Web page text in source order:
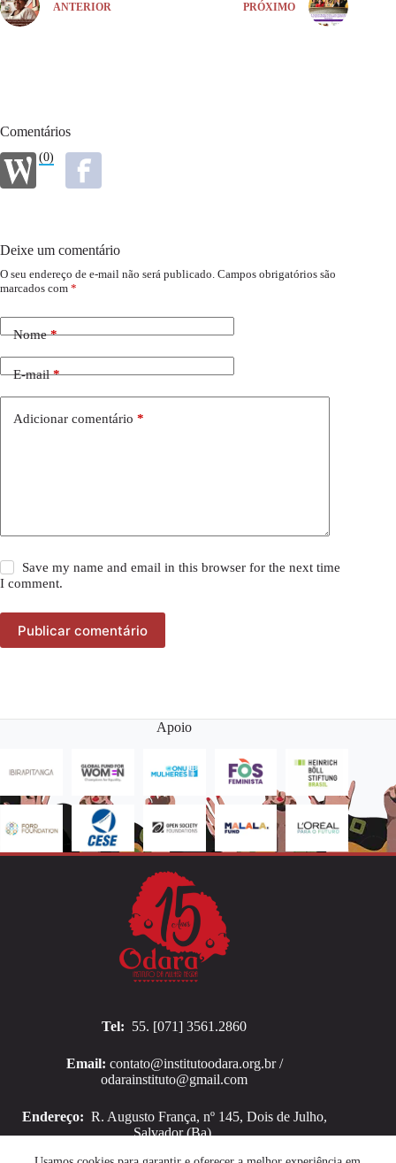
ANTERIOR PRÓXIMO
Comentários
(0)
Deixe um comentário
O seu endereço de e-mail não será publicado. Campos obrigatórios são
marcados com *
Nome*
E-mail*
Adicionar comentário *
Save my name and email in this browser for the next time
I comment.
Publicar comentário
Apoio
Tel: 55. [071] 3561.2860
Email: contato@institutoodara.org.br /
odarainstituto@gmail.com
Endereço: R. Augusto França, nº 145, Dois de Julho,
Salvador (Ba).